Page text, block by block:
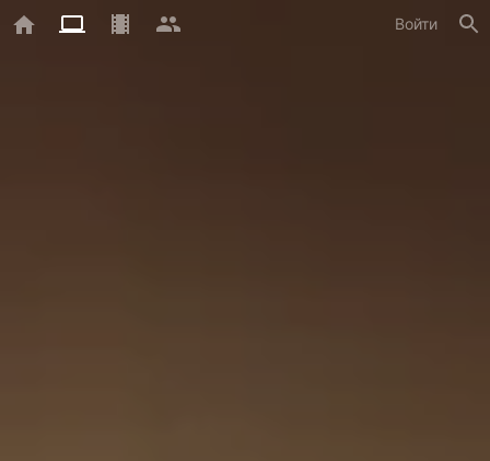
Войти